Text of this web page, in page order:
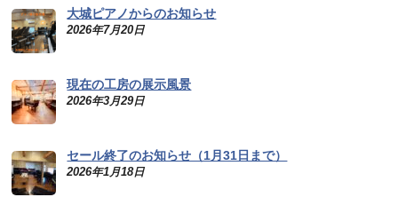
大城ピアノからのお知らせ
2026年7月20日
現在の工房の展示風景
2026年3月29日
セール終了のお知らせ（1月31日まで）
2026年1月18日